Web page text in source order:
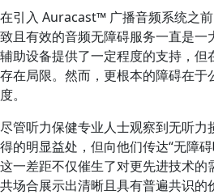
在引入 Auracast™ 广播音频系统之
致且有效的音频无障碍服务一直是
辅助设备提供了一定程度的支持，但
存在局限。然而，更根本的障碍在于
度。
尽管听力保健专业人士观察到无听
得的明显益处，但向他们传达“无障碍
这一差距不仅催生了对更先进技术的
共场合展示出清晰且具有普遍共识的